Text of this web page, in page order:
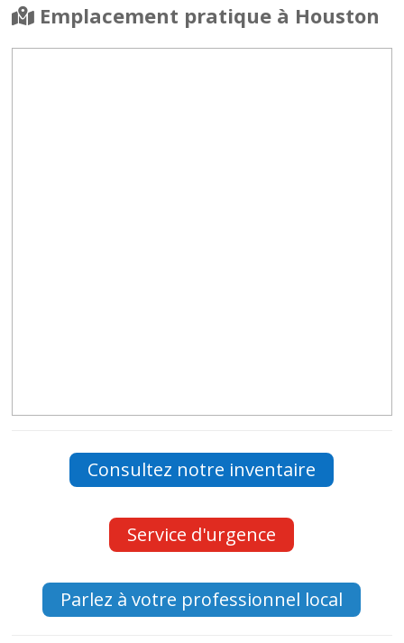
Emplacement pratique à Houston
Consultez notre inventaire
Service d'urgence
Parlez à votre professionnel local